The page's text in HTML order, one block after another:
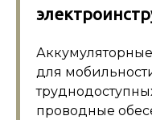
для
проводные